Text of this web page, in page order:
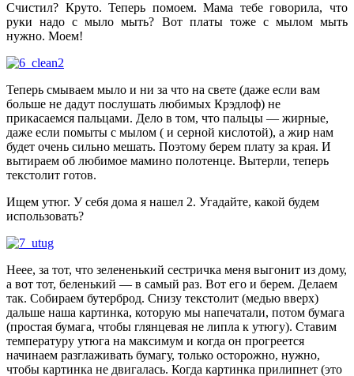
Счистил? Круто. Теперь помоем. Мама тебе говорила, что
руки надо с мыло мыть? Вот платы тоже с мылом мыть
нужно. Моем!
Теперь смываем мыло и ни за что на свете (даже если вам
больше не дадут послушать любимых Крэдлоф) не
прикасаемся пальцами. Дело в том, что пальцы — жирные,
даже если помыты с мылом ( и серной кислотой), а жир нам
будет очень сильно мешать. Поэтому берем плату за края. И
вытираем об любимое мамино полотенце. Вытерли, теперь
текстолит готов.
Ищем утюг. У себя дома я нашел 2. Угадайте, какой будем
использовать?
Неее, за тот, что зелененький сестричка меня выгонит из дому,
а вот тот, беленький — в самый раз. Вот его и берем. Делаем
так. Собираем бутерброд. Снизу текстолит (медью вверх)
дальше наша картинка, которую мы напечатали, потом бумага
(простая бумага, чтобы глянцевая не липла к утюгу). Ставим
температуру утюга на максимум и когда он прогреется
начинаем разглаживать бумагу, только осторожно, нужно,
чтобы картинка не двигалась. Когда картинка прилипнет (это